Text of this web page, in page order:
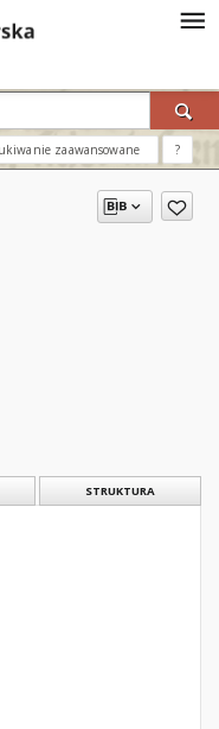
zaawansowane ?
STRUKTURA